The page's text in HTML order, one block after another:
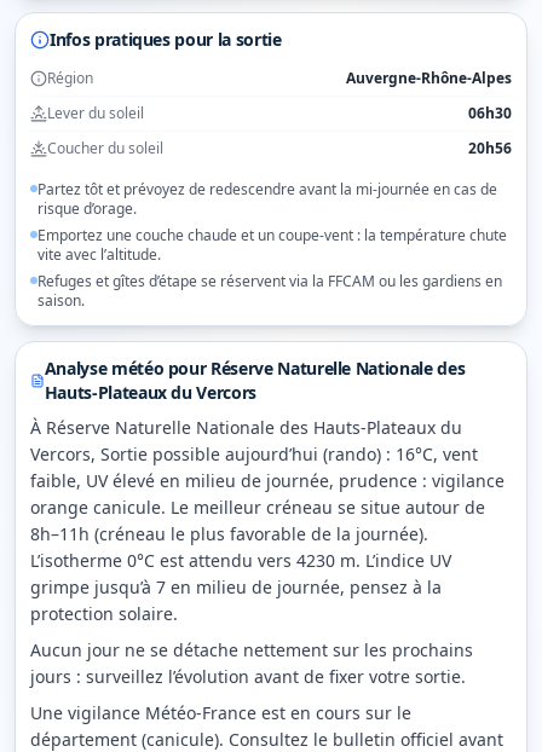
Infos pratiques pour la sortie
Région
Auvergne-Rhône-Alpes
Lever du soleil
06h30
Coucher du soleil
20h56
Partez tôt et prévoyez de redescendre avant la mi-journée en cas de
risque d’orage.
Emportez une couche chaude et un coupe-vent : la température chute
vite avec l’altitude.
Refuges et gîtes d’étape se réservent via la FFCAM ou les gardiens en
saison.
Analyse météo pour Réserve Naturelle Nationale des
Hauts-Plateaux du Vercors
À Réserve Naturelle Nationale des Hauts-Plateaux du
Vercors, Sortie possible aujourd’hui (rando) : 16°C, vent
faible, UV élevé en milieu de journée, prudence : vigilance
orange canicule. Le meilleur créneau se situe autour de
8h–11h (créneau le plus favorable de la journée).
L’isotherme 0°C est attendu vers 4230 m. L’indice UV
grimpe jusqu’à 7 en milieu de journée, pensez à la
protection solaire.
Aucun jour ne se détache nettement sur les prochains
jours : surveillez l’évolution avant de fixer votre sortie.
Une vigilance Météo-France est en cours sur le
département (canicule). Consultez le bulletin officiel avant